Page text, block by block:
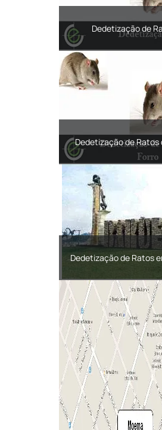
Dedetização de
Dedetização de Ratos
Dedetização de Ratos